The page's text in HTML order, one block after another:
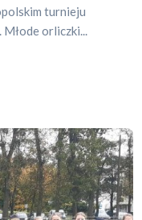
turnieju
Młode orliczki...